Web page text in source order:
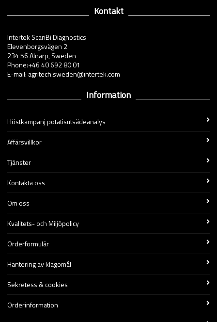
Kontakt
Intertek ScanBi Diagnostics
Elevenborgsvägen 2
234 56 Alnarp, Sweden
Phone:+46 40 692 80 01
E-mail: agritech.sweden@intertek.com
Information
Höstkampanj potatisutsädeanalys
Affärsvillkor
Tjänster
Kontakta oss
Om oss
Kvalitets- och Miljöpolicy
Orderformulär
Hantering av klagomål
Sekretess & cookies
Orderinformation